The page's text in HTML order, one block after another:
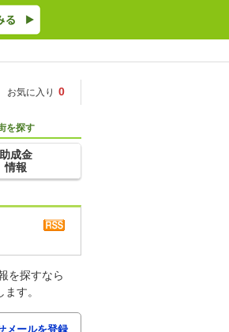
お気に入り 0
を探す
助成金
情報
を探すなら
す。